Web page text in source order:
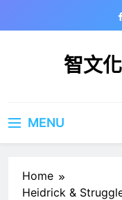
智文
MENU
Home
Heidrick &